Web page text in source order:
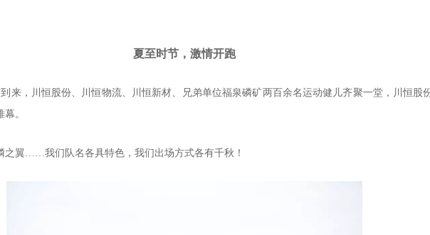
夏至时节，激情开跑
来，川恒股份、川恒物流、川恒新材、兄弟单位福泉磷矿两百余名运动健儿齐聚一堂，川恒股
。
之翼……我们队名各具特色，我们出场方式各有千秋！